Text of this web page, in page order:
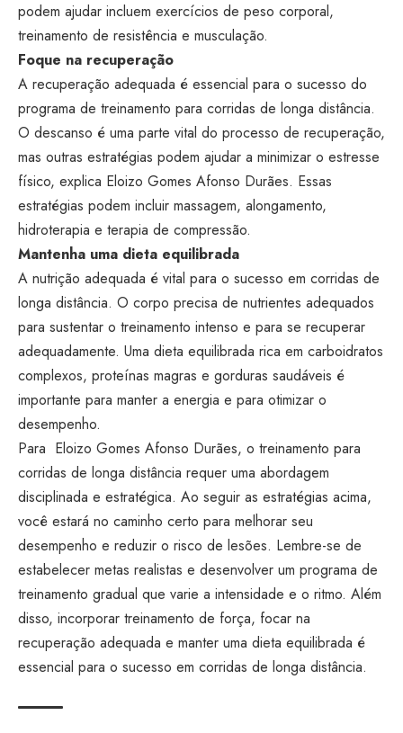
podem ajudar incluem exercícios de peso corporal,
treinamento de resistência e musculação.
Foque na recuperação
A recuperação adequada é essencial para o sucesso do
programa de treinamento para corridas de longa distância.
O descanso é uma parte vital do processo de recuperação,
mas outras estratégias podem ajudar a minimizar o estresse
físico, explica Eloizo Gomes Afonso Durães. Essas
estratégias podem incluir massagem, alongamento,
hidroterapia e terapia de compressão.
Mantenha uma dieta equilibrada
A nutrição adequada é vital para o sucesso em corridas de
longa distância. O corpo precisa de nutrientes adequados
para sustentar o treinamento intenso e para se recuperar
adequadamente. Uma dieta equilibrada rica em carboidratos
complexos, proteínas magras e gorduras saudáveis ​​é
importante para manter a energia e para otimizar o
desempenho.
Para Eloizo Gomes Afonso Durães, o treinamento para
corridas de longa distância requer uma abordagem
disciplinada e estratégica. Ao seguir as estratégias acima,
você estará no caminho certo para melhorar seu
desempenho e reduzir o risco de lesões. Lembre-se de
estabelecer metas realistas e desenvolver um programa de
treinamento gradual que varie a intensidade e o ritmo. Além
disso, incorporar treinamento de força, focar na
recuperação adequada e manter uma dieta equilibrada é
essencial para o sucesso em corridas de longa distância.